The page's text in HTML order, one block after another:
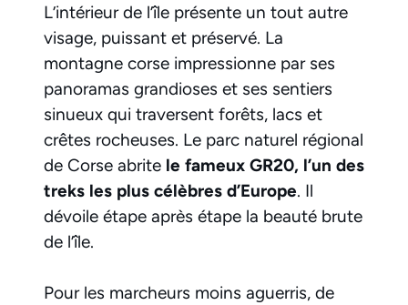
L’intérieur de l’île présente un tout autre
visage, puissant et préservé. La
montagne corse impressionne par ses
panoramas grandioses et ses sentiers
sinueux qui traversent forêts, lacs et
crêtes rocheuses. Le parc naturel régional
de Corse abrite le fameux GR20, l’un des
treks les plus célèbres d’Europe. Il
dévoile étape après étape la beauté brute
de l’île.
Pour les marcheurs moins aguerris, de